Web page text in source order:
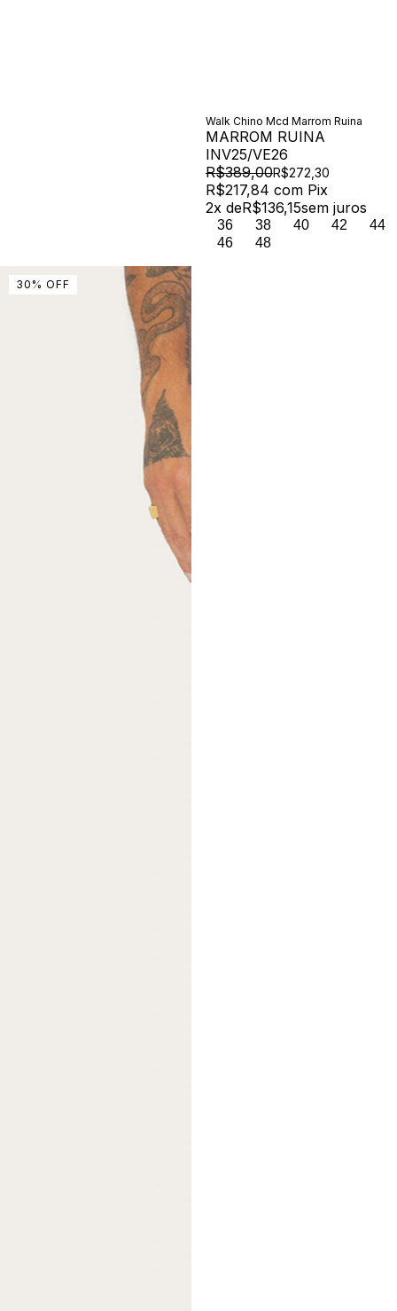
Walk Chino Mcd Marrom Ruina
MARROM RUINA
INV25/VE26
R$389,00R$272,30
R$217,84 com Pix
2x deR$136,15sem juros
36 38 40 42
44
46
48
30 % OFF